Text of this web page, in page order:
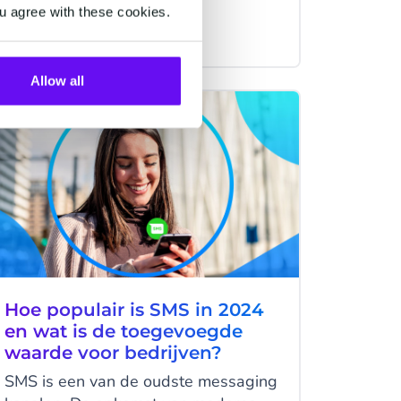
agree with these cookies.
Allow all
communicatieplatform van een van
ter wereld, heeft een breed aanbod
aan krachtige tools om de
communicatie met klanten te
verbeteren en de verkoop te
stimuleren. En ze hebben er nu nóg
een innovatieve nieuwe functie bij:
WhatsApp Carrousel.
Hoe populair is SMS in 2024
en wat is de toegevoegde
waarde voor bedrijven?
SMS is een van de oudste messaging